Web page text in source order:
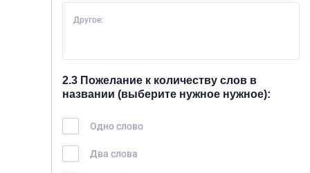
Другое:
2.3 Пожелание к количеству слов в
названии (выберите нужное нужное):
Одно слово
Два слова